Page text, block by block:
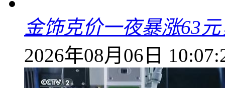
金饰克价一夜暴涨63
2026年08月06日